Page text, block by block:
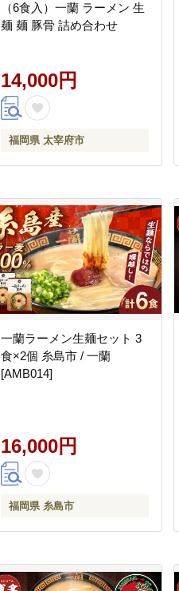
（6食入）一蘭 ラーメン 生
麺 麺 豚骨 詰め合わせ
14,000円
福岡県 太宰府市
一蘭ラーメン生麺セット 3
食×2個 糸島市 / 一蘭
[AMB014]
16,000円
福岡県 糸島市